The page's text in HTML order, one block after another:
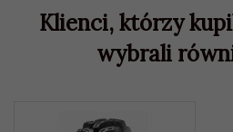
Klienci, którzy
wybrali